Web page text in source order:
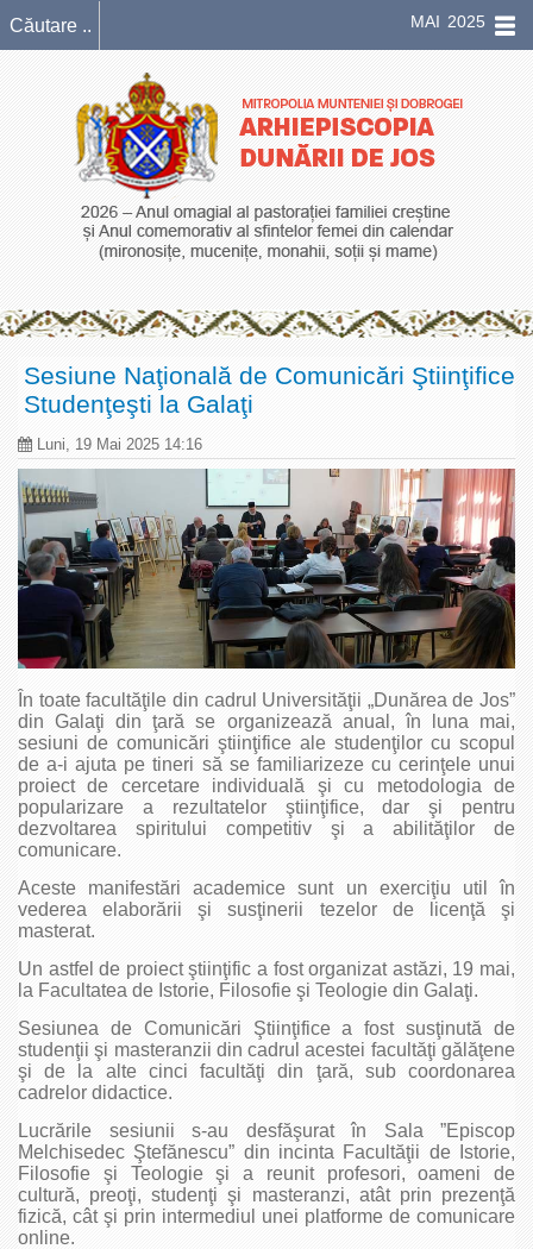
MAI 2025
Sesiune Naţională de Comunicări Ştiinţifice
Studenţeşti la Galaţi
Luni, 19 Mai 2025 14:16
În toate facultăţile din cadrul Universităţii „Dunărea de Jos”
din Galaţi din ţară se organizează anual, în luna mai,
sesiuni de comunicări ştiinţifice ale studenţilor cu scopul
de a-i ajuta pe tineri să se familiarizeze cu cerinţele unui
proiect de cercetare individuală şi cu metodologia de
popularizare a rezultatelor ştiinţifice, dar şi pentru
dezvoltarea spiritului competitiv şi a abilităţilor de
comunicare.
Aceste manifestări academice sunt un exerciţiu util în
vederea elaborării şi susţinerii tezelor de licenţă şi
masterat.
Un astfel de proiect ştiinţific a fost organizat astăzi, 19 mai,
la Facultatea de Istorie, Filosofie şi Teologie din Galaţi.
Sesiunea de Comunicări Ştiinţifice a fost susţinută de
studenţii şi masteranzii din cadrul acestei facultăţi gălăţene
şi de la alte cinci facultăţi din ţară, sub coordonarea
cadrelor didactice.
Lucrările sesiunii s-au desfăşurat în Sala ”Episcop
Melchisedec Ştefănescu” din incinta Facultăţii de Istorie,
Filosofie şi Teologie şi a reunit profesori, oameni de
cultură, preoţi, studenţi şi masteranzi, atât prin prezenţă
fizică, cât şi prin intermediul unei platforme de comunicare
online.